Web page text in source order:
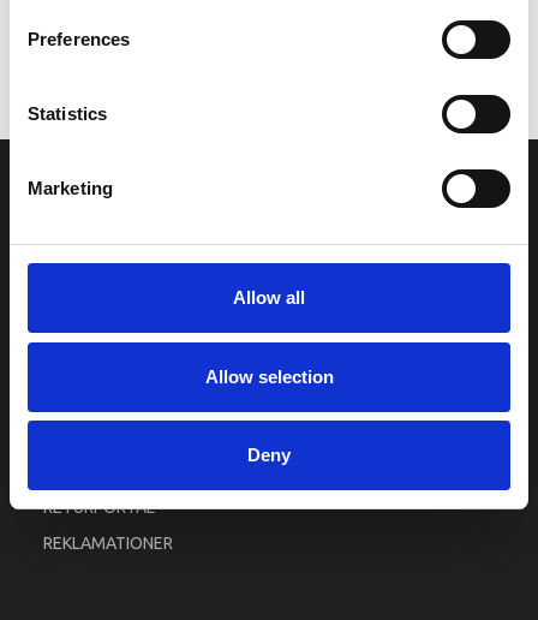
Preferences
Statistics
Marketing
Allow all
Allow selection
Deny
Vi oplever i øjeblikket store og hyppige prisændringer i markedet.
leveres, eller hvor prisen afviger fra det viste. Vi kontakter dig
naturligvis, hvis dette er tilfældet.
INFORMATIONER
RETURPORTAL
REKLAMATIONER